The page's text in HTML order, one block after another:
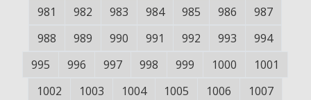
981
982 983 984 985 986
987
988
989 990 991 992 993
994
995
996 997 998 999 1000
1001
1002
1003 1004 1005 1006
1007